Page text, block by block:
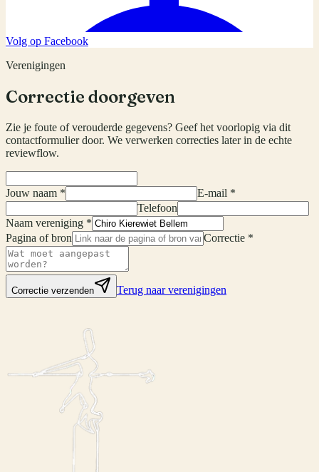
Volg op Facebook
Verenigingen
Correctie doorgeven
Zie je foute of verouderde gegevens? Geef het voorlopig via dit
contactformulier door. We verwerken correcties later in de echte
reviewflow.
Jouw naam *
E-mail *
Telefoon
Naam vereniging *
Pagina of bron
Correctie *
Correctie verzenden Terug naar verenigingen